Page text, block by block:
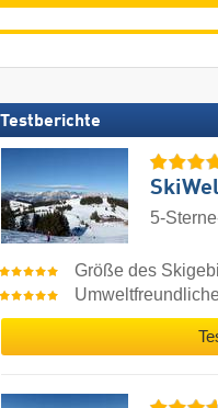
Testberichte
5-
Größe des